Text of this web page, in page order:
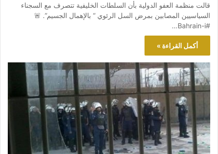
قالت منظمة العفو الدولية بأن السلطات الخليفية تتصرف مع السجناء
السياسيين المصابين بمرض السل الرئوي “ بالإهمال الجسيم”. 🚨
#Bahrain-i…
أكمل القراءة »